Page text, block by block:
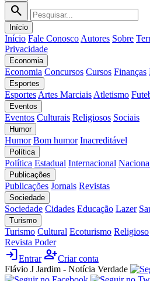
search
Início
Início Fale Conosco Autores Sobre
Privacidade
Economia
Economia Concursos Cursos Finanças
Esportes
Esportes Artes Marciais Atletismo
Eventos
Eventos Culturais Religiosos Sociais
Humor
Humor Bom humor Inacreditável
Política
Política Estadual Internacional
Publicações
Publicações Jornais Revistas
Sociedade
Sociedade Cidades Educação Lazer
Turismo
Turismo Cultural Ecoturismo Religioso
Revista Poder
loginEntrar person_addCriar conta
Flávio J Jardim - Notícia Verdade